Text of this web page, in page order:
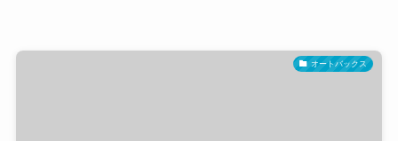
オートバックス